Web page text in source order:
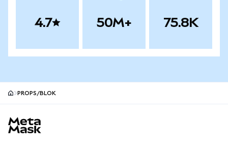
4.7 50M+ 75.8K
PROPS/BLOK